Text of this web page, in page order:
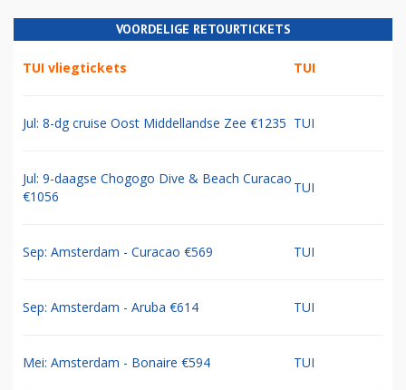
VOORDELIGE RETOURTICKETS
TUI vliegtickets TUI
Jul: 8-dg cruise Oost Middellandse Zee €1235 TUI
Jul: 9-daagse Chogogo Dive & Beach Curacao
€1056
TUI
Sep: Amsterdam - Curacao €569 TUI
Sep: Amsterdam - Aruba €614 TUI
Mei: Amsterdam - Bonaire €594 TUI